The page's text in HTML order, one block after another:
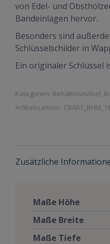
von Edel- und
Bandeinlagen hervor.
Besonders sind
Schlüsselschilder in
Ein originaler Schlüssel
Kategorien: Behältnismöbel,
Artikelnummer:
Zusätzliche
Maße Höhe
Maße Breite
Maße Tiefe